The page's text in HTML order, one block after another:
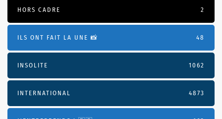
HORS CADRE 2
ILS ONT FAIT LA UNE 📸 48
INSOLITE 1062
INTERNATIONAL 4873